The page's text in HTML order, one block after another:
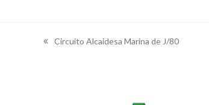
previous
Circuito Alcaidesa Marina de J/80